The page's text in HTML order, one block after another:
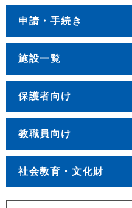
申請・手続き
施設一覧
保護者向け
教職員向け
社会教育・文化財